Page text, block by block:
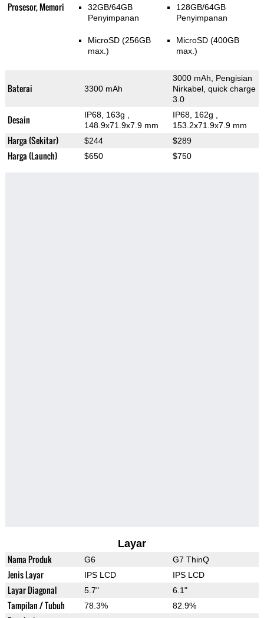
Prosesor, Memori
32GB/64GB
Penyimpanan
MicroSD (256GB
max.)
128GB/64GB
Penyimpanan
MicroSD (400GB
max.)
Baterai 3300 mAh
3000 mAh, Pengisian
Nirkabel, quick charge
3.0
Desain IP68, 163g
148.9x71.9x7.9 mm
IP68, 162g
153.2x71.9x7.9 mm
Harga (Sekitar) $244 $289
Harga (Launch) $650 $750
Layar
Nama Produk G6 G7 ThinQ
Jenis Layar IPS LCD IPS LCD
Layar Diagonal 5.7" 6.1"
Tampilan / Tubuh 78.3% 82.9%